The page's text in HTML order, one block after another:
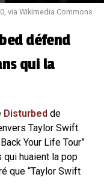
via Wikimedia Commons
défend
qui la
Disturbed de
Taylor Swift.
Your Life Tour”
qui huaient la pop
que “Taylor Swift